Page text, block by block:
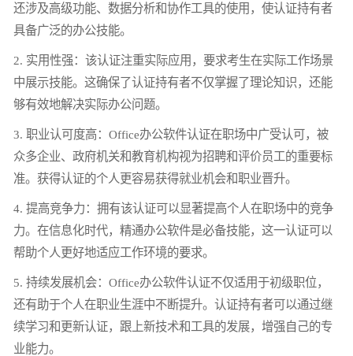
还涉及高级功能、数据分析和协作工具的使用，使认证持有者
具备广泛的办公技能。
2. 实用性强：该认证注重实际应用，要求考生在实际工作场景
中展示技能。这确保了认证持有者不仅掌握了理论知识，还能
够有效地解决实际办公问题。
3. 职业认可度高：Office办公软件认证在职场中广受认可，被
众多企业、政府机关和教育机构视为招聘和评价员工的重要标
准。获得认证的个人更容易获得就业机会和职业晋升。
4. 提高竞争力：拥有该认证可以显著提高个人在职场中的竞争
力。在信息化时代，精通办公软件是必备技能，这一认证可以
帮助个人更好地适应工作环境的要求。
5. 持续发展机会：Office办公软件认证不仅适用于初级职位，
还有助于个人在职业生涯中不断提升。认证持有者可以通过继
续学习和更新认证，跟上新技术和工具的发展，增强自己的专
业能力。